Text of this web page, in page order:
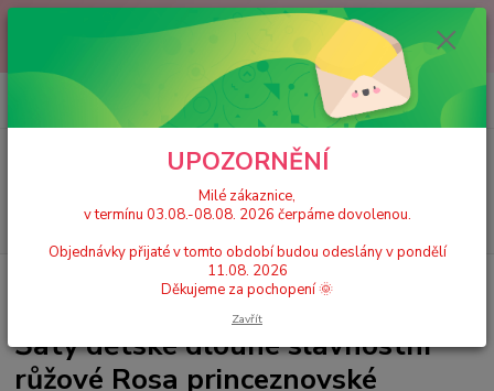
Milé zákaznice, v termínu 03.08.-08.08. 2026 čerpáme dovolenou.
Objednávky přijaté v tomto období budou odeslány v pondělí 11.08.
2026 Děkujeme za pochopení 🌞
CZK
Hledat
+420 777 224 390
(Po-Pá, 9-17 hod.)
0 Kč
Šaty dětské dlouhé slavnostní růžové Rosa
Šaty dětské dlouhé slavnostní
růžové Rosa princeznovské
UPOZORNĚNÍ
Milé zákaznice,
v termínu 03.08.-08.08. 2026 čerpáme dovolenou.
Objednávky přijaté v tomto období budou odeslány v pondělí
11.08. 2026
Děkujeme za pochopení 🌞
Zavřít